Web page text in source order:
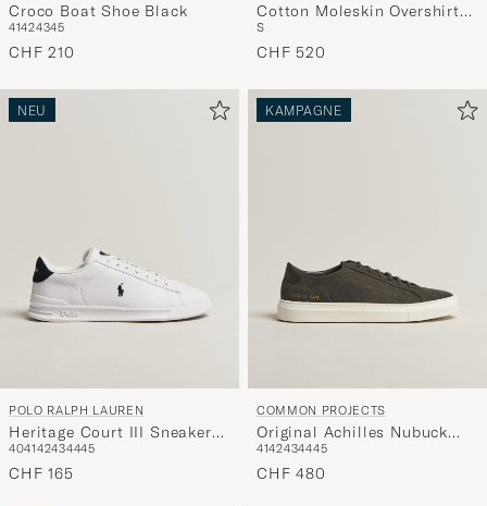
Auswahl,
Croco Boat Shoe Black
41424345
CHF 210
Cotton Moleskin Overshirt
Navy Blue
S
CHF 520
NEU
POLO RALPH LAUREN
Heritage Court III Sneakers
White/Navy
404142434445
CHF 165
KAMPAGNE
COMMON PROJECTS
Original Achilles Nubuck
Sneaker Dark Grey
4142434445
CHF 480